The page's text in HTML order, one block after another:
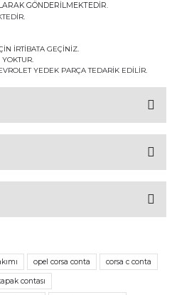
GÖNDERİLMEKTEDİR.
İRTİBATA GEÇİNİZ.
YEDEK PARÇA TEDARİK EDİLİR.
öneri formunu kullanarak
ederiz.
opel corsa conta corsa c conta
contası